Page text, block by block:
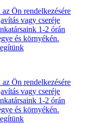
Ön rendelkezésére
vagy cseréje
1-2 órán
és környékén.
Ön rendelkezésére
vagy cseréje
1-2 órán
és környékén.